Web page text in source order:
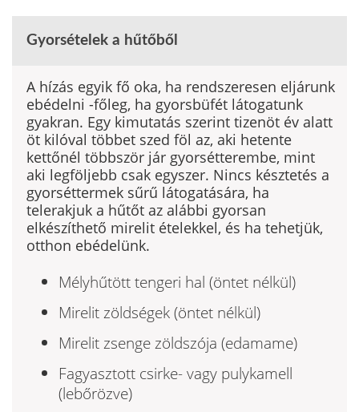
Gyorsételek a hűtőből
A hízás egyik fő oka, ha rendszeresen eljárunk
ebédelni -főleg, ha gyorsbüfét látogatunk
gyakran. Egy kimutatás szerint tizenöt év alatt
öt kilóval többet szed föl az, aki hetente
kettőnél többször jár gyorsétterembe, mint
aki legföljebb csak egyszer. Nincs késztetés a
gyorséttermek sűrű látogatására, ha
telerakjuk a hűtőt az alábbi gyorsan
elkészíthető mirelit ételekkel, és ha tehetjük,
otthon ebédelünk.
Mélyhűtött tengeri hal (öntet nélkül)
Mirelit zöldségek (öntet nélkül)
Mirelit zsenge zöldszója (edamame)
Fagyasztott csirke- vagy pulykamell
(lebőrözve)